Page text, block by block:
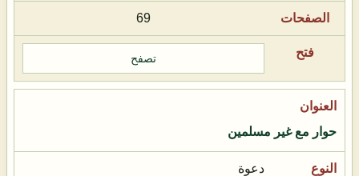
69
تصفح
حوار مع غير مسلمين
دعوة